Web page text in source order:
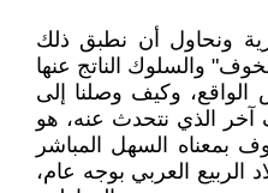
ونحاول أن نطبق ذلك
والسلوك الناتج عنها
وكيف وصلنا إلى
الذي نتحدث عنه، هو
بمعناه السهل المباشر
الربيع العربي بوجه عام،